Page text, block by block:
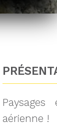
aérienne !